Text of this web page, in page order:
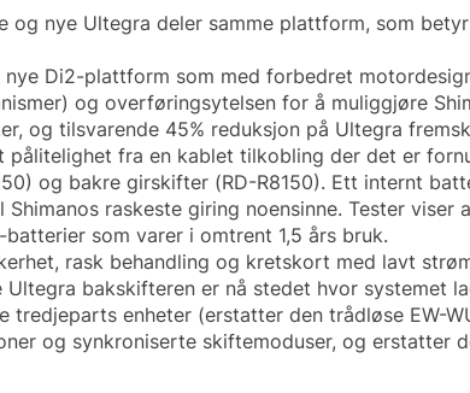
og nye Ultegra deler samme plattform, som
nye Di2-plattform som med forbedret
og overføringsytelsen for å muliggjøre
og tilsvarende 45% reduksjon på Ultegra
pålitelighet fra en kablet tilkobling der det er
og bakre girskifter (RD-R8150). Ett internt
Shimanos raskeste giring noensinne. Tester
batterier som varer i omtrent 1,5 års bruk.
rask behandling og kretskort med lavt
Ultegra bakskifteren er nå stedet hvor systemet
tredjeparts enheter (erstatter den trådløse EW-
og synkroniserte skiftemoduser, og erstatter